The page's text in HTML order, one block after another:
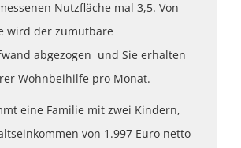
Nutzfläche mal 3,5. Von
wird der zumutbare
abgezogen und Sie erhalten
Wohnbeihilfe pro Monat.
eine Familie mit zwei Kindern,
von 1.997 Euro netto